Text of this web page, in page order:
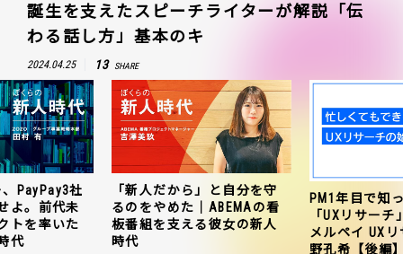
誕生を支えたスピーチライターが解説「伝
わる話し方」基本のキ
2024.04.25 13 SHARE
人だから」と自分を守
をやめた｜ABEMAの看
組を支える彼女の新人
PM1年目で知っておきたい
「UXリサーチ」の始め方｜
メルペイ UXリサーチャー 草
連
聞
田